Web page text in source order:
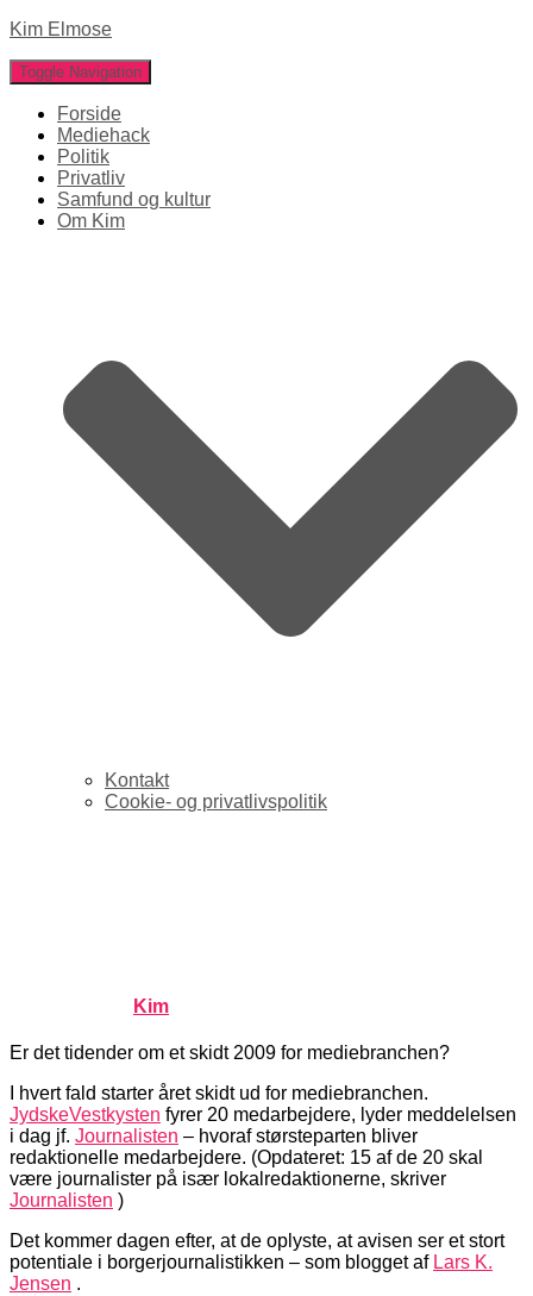
Kim Elmose
Toggle Navigation
Forside
Mediehack
Politik
Privatliv
Samfund og kultur
Om Kim
Kontakt
Cookie- og privatlivspolitik
Kim
Er det tidender om et skidt 2009 for mediebranchen?
I hvert fald starter året skidt ud for mediebranchen.
JydskeVestkysten fyrer 20 medarbejdere, lyder meddelelsen
i dag jf. Journalisten – hvoraf størsteparten bliver
redaktionelle medarbejdere. (Opdateret: 15 af de 20 skal
være journalister på især lokalredaktionerne, skriver
Journalisten )
Det kommer dagen efter, at de oplyste, at avisen ser et stort
potentiale i borgerjournalistikken – som blogget af Lars K.
Jensen .